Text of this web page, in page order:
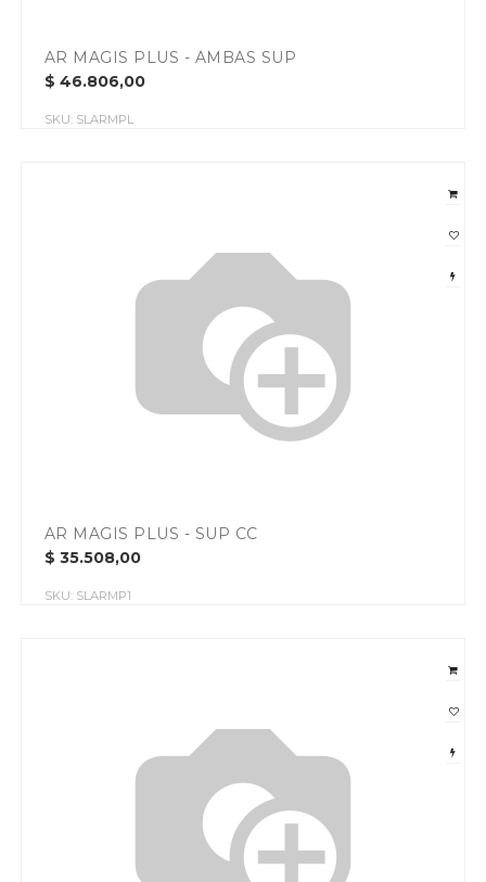
AR MAGIS PLUS - AMBAS SUP
$ 46.806,00
SKU: SLARMPL
AR MAGIS PLUS - SUP CC
$ 35.508,00
SKU: SLARMP1